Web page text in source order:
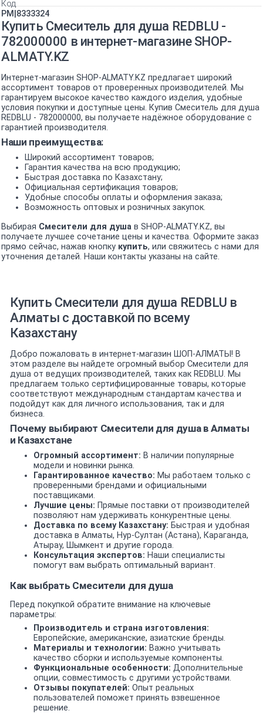
Код
PM|8333324
Купить Смеситель для душа REDBLU -
782000000 в интернет-магазине SHOP-
ALMATY.KZ
Интернет-магазин SHOP-ALMATY.KZ предлагает широкий
ассортимент товаров от проверенных производителей. Мы
гарантируем высокое качество каждого изделия, удобные
условия покупки и доступные цены. Купив Смеситель для душа
REDBLU - 782000000, вы получаете надёжное оборудование с
гарантией производителя.
Наши преимущества:
Широкий ассортимент товаров;
Гарантия качества на всю продукцию;
Быстрая доставка по Казахстану;
Официальная сертификация товаров;
Удобные способы оплаты и оформления заказа;
Возможность оптовых и розничных закупок.
Выбирая Смесители для душа в SHOP-ALMATY.KZ, вы
получаете лучшее сочетание цены и качества. Оформите заказ
прямо сейчас, нажав кнопку купить, или свяжитесь с нами для
уточнения деталей. Наши контакты указаны на сайте.
Купить Смесители для душа REDBLU в
Алматы с доставкой по всему
Казахстану
Добро пожаловать в интернет-магазин ШОП-АЛМАТЫ! В
этом разделе вы найдете огромный выбор Смесители для
душа от ведущих производителей, таких как REDBLU. Мы
предлагаем только сертифицированные товары, которые
соответствуют международным стандартам качества и
подойдут как для личного использования, так и для
бизнеса.
Почему выбирают Смесители для душа в Алматы
и Казахстане
Огромный ассортимент: В наличии популярные
модели и новинки рынка.
Гарантированное качество: Мы работаем только с
проверенными брендами и официальными
поставщиками.
Лучшие цены: Прямые поставки от производителей
позволяют нам удерживать конкурентные цены.
Доставка по всему Казахстану: Быстрая и удобная
доставка в Алматы, Нур-Султан (Астана), Караганда,
Атырау, Шымкент и другие города.
Консультация экспертов: Наши специалисты
помогут вам выбрать оптимальный вариант.
Как выбрать Смесители для душа
Перед покупкой обратите внимание на ключевые
параметры:
Производитель и страна изготовления:
Европейские, американские, азиатские бренды.
Материалы и технологии: Важно учитывать
качество сборки и используемые компоненты.
Функциональные особенности: Дополнительные
опции, совместимость с другими устройствами.
Отзывы покупателей: Опыт реальных
пользователей поможет принять взвешенное
решение.